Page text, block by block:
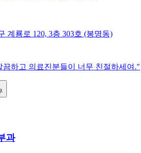
계룡로 120, 3층 303호 (봉명동)
끔하고 의료진분들이 너무 친절하세여."
과